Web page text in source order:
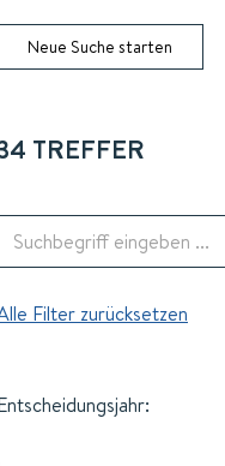
Neue Suche starten
TREFFER
Filter zurücksetzen